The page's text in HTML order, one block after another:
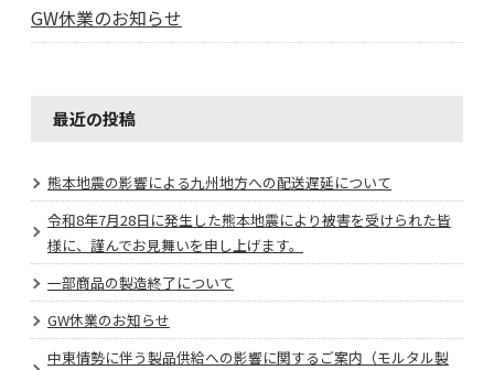
GW休業のお知らせ
最近の投稿
熊本地震の影響による九州地方への配送遅延について
令和8年7月28日に発生した熊本地震により被害を受けられた皆
様に、謹んでお見舞いを申し上げます。
一部商品の製造終了について
GW休業のお知らせ
中東情勢に伴う製品供給への影響に関するご案内（モルタル製